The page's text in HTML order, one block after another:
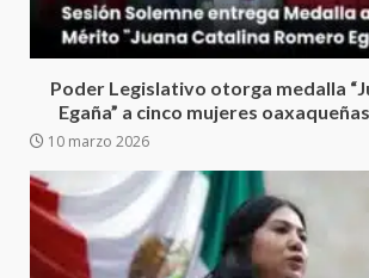
Poder Legislativo otorga medalla
Egaña” a cinco mujeres
10 marzo 2026
6
Detienen a Ernesto
California; FGR lo
presuntos
delincuencia
Sin paso carretera
26 junio 2026